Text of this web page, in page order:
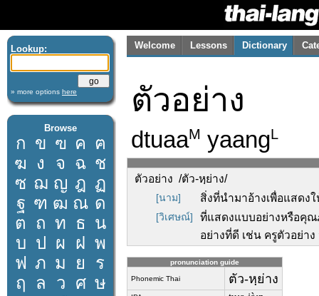
Lookup:
» more options here
Browse
ก ข ฃ ค ฅ
ฆ ง จ ฉ ช
ซ ฌ ญ ฎ ฏ
ฐ ฑ ฒ ณ ด
ต ถ ท ธ น
บ ป ผ ฝ พ
ฟ ภ ม ย
ร
ฤ
ล ว ศ ษ
Welcome Lessons Dictionary
ตัวอย่าง
dtuaaM yaangL
ตัวอย่าง /ตัว-หฺย่าง/
[นาม] สิ่งที่นำมาอ้างเพื่อแสดง
[วิเศษณ์]
ที่แสดงแบบอย่างหรือคุ
อย่างที่ดี เช่น ครูตัวอย่า
pronunciation guide
Phonemic Thai ตัว-หฺย่าง